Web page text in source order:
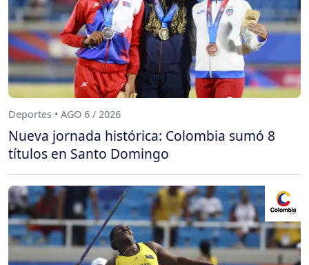
Deportes • AGO 6 / 2026
Nueva jornada histórica: Colombia sumó 8
títulos en Santo Domingo